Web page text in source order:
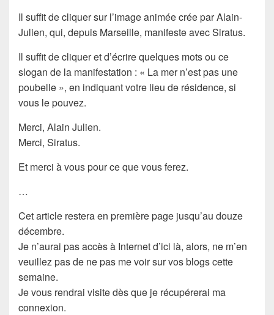
Il suffit de cliquer sur l’image animée crée par Alain-
Julien, qui, depuis Marseille, manifeste avec Siratus.
Il suffit de cliquer et d’écrire quelques mots ou ce
slogan de la manifestation : « La mer n’est pas une
poubelle », en indiquant votre lieu de résidence, si
vous le pouvez.
Merci, Alain Julien.
Merci, Siratus.
Et merci à vous pour ce que vous ferez.
…
Cet article restera en première page jusqu’au douze
décembre.
Je n’aurai pas accès à Internet d’ici là, alors, ne m’en
veuillez pas de ne pas me voir sur vos blogs cette
semaine.
Je vous rendrai visite dès que je récupérerai ma
connexion.